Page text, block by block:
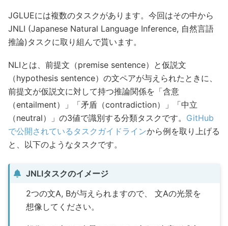
JGLUEには複数のタスクがあります。今回はその中から
JNLI (Japanese Natural Language Inference, 自然言語
推論)タスクに取り組んで貰います。
NLIとは、前提文（premise sentence）と仮説文
（hypothesis sentence）の文ペアが与えられたときに、
前提文が仮説文に対して持つ推論関係を「含意
（entailment）」「矛盾（contradiction）」「中立
（neutral）」の3値で識別する分類タスクです。 GitHub
で公開されているタスクガイドラインから例を取り上げる
と、以下のようなタスクです。
JNLIタスクのイメージ
2つの文A, Bが与えられますので、 文Aの光景を
想像してください。